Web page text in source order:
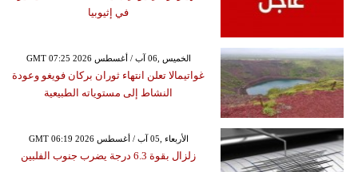
في إثيوبيا
GMT 07:25 2026 الخميس ,06 آب / أغسطس
غواتيمالا تعلن انتهاء ثوران بركان فويغو وعودة
النشاط إلى مستوياته الطبيعية
GMT 06:19 2026 الأربعاء ,05 آب / أغسطس
زلزال بقوة 6.3 درجة يضرب جنوب الفلبين